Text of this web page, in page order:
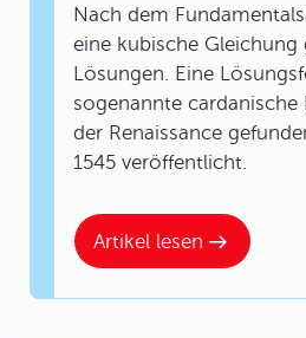
Artikel lesen
Nach dem
eine kubische Gleichung
Lösungen. Eine
sogenannte
der Renaissance
1545 veröffentlicht.